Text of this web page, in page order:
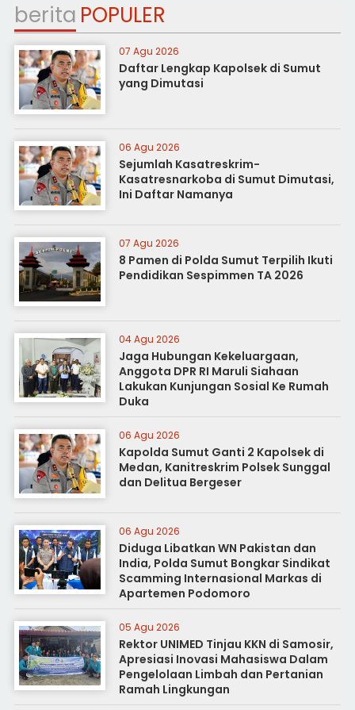
berita POPULER
07 Agu 2026
Daftar Lengkap Kapolsek di Sumut
yang Dimutasi
06 Agu 2026
Sejumlah Kasatreskrim-
Kasatresnarkoba di Sumut Dimutasi,
Ini Daftar Namanya
07 Agu 2026
8 Pamen di Polda Sumut Terpilih Ikuti
Pendidikan Sespimmen TA 2026
04 Agu 2026
Jaga Hubungan Kekeluargaan,
Anggota DPR RI Maruli Siahaan
Lakukan Kunjungan Sosial Ke Rumah
Duka
06 Agu 2026
Kapolda Sumut Ganti 2 Kapolsek di
Medan, Kanitreskrim Polsek Sunggal
dan Delitua Bergeser
06 Agu 2026
Diduga Libatkan WN Pakistan dan
India, Polda Sumut Bongkar Sindikat
Scamming Internasional Markas di
Apartemen Podomoro
05 Agu 2026
Rektor UNIMED Tinjau KKN di Samosir,
Apresiasi Inovasi Mahasiswa Dalam
Pengelolaan Limbah dan Pertanian
Ramah Lingkungan